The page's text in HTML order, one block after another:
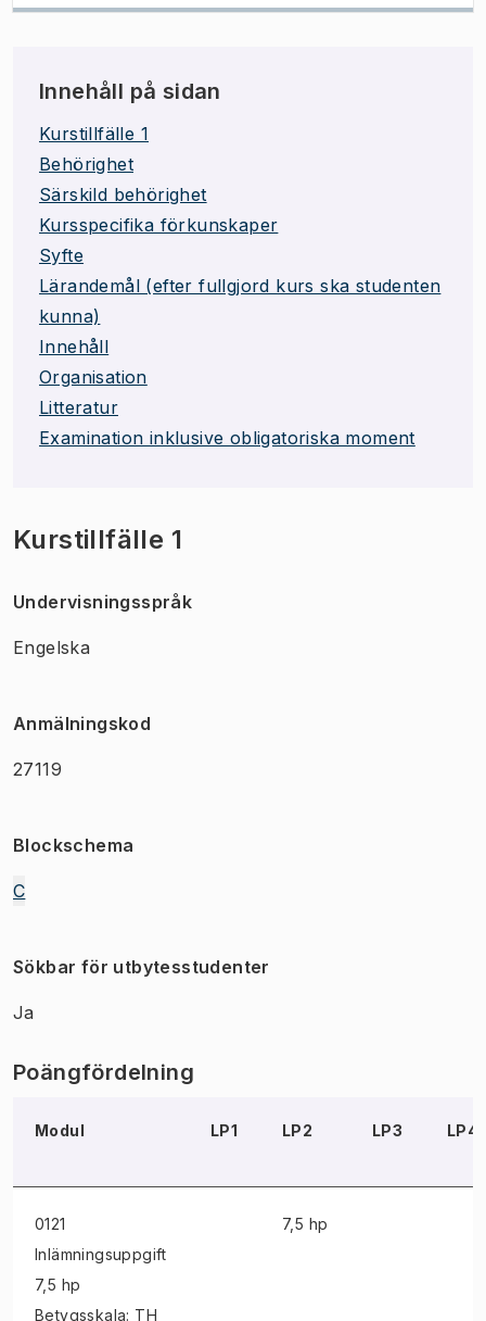
Innehåll på sidan
Kurstillfälle 1
Behörighet
Särskild behörighet
Kursspecifika förkunskaper
Syfte
Lärandemål (efter fullgjord kurs ska studenten
kunna)
Innehåll
Organisation
Litteratur
Examination inklusive obligatoriska moment
Kurstillfälle 1
Undervisningsspråk
Engelska
Anmälningskod
27119
Blockschema
C
Sökbar för utbytesstudenter
Ja
Poängfördelning
Modul LP1 LP2 LP3 LP4
0121
Inlämningsuppgift
7,5 hp
Betygsskala: TH
7,5 hp